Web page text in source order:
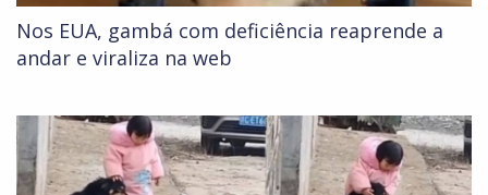
Nos EUA, gambá com deficiência reaprende a
andar e viraliza na web